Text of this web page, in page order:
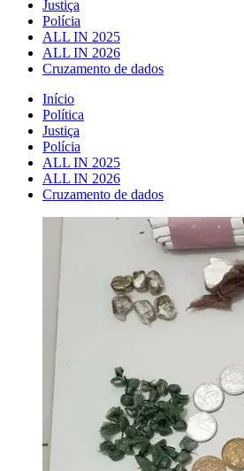
Justiça
Polícia
ALL IN 2025
ALL IN 2026
Cruzamento de dados
Início
Política
Justiça
Polícia
ALL IN 2025
ALL IN 2026
Cruzamento de dados